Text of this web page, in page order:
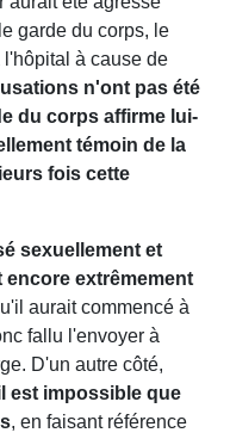
garde du corps, le
à cause de
n'ont pas été
du corps affirme lui-
témoin de la
fois cette
sexuellement et
encore extrêmement
aurait commencé à
fallu l'envoyer à
D'un autre côté,
est impossible que
, en faisant référence